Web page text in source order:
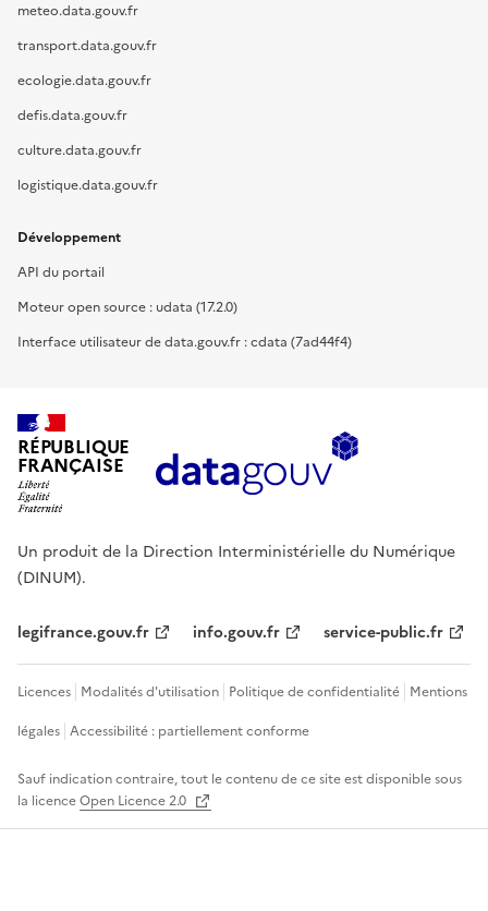
meteo.data.gouv.fr
transport.data.gouv.fr
ecologie.data.gouv.fr
defis.data.gouv.fr
culture.data.gouv.fr
logistique.data.gouv.fr
Développement
API du portail
Moteur open source : udata (17.2.0)
Interface utilisateur de data.gouv.fr : cdata (7ad44f4)
RÉPUBLIQUE
FRANÇAISE
Un produit de la Direction Interministérielle du Numérique
(DINUM).
legifrance.gouv.fr info.gouv.fr service-public.fr
Licences Modalités d'utilisation Politique de confidentialité Mentions
légales Accessibilité : partiellement conforme
Sauf indication contraire, tout le contenu de ce site est disponible sous
la licenceOpen Licence 2.0